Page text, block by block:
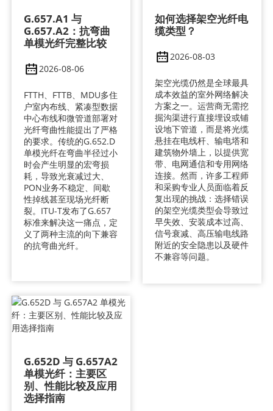
G.657.A1 与
G.657.A2：抗弯曲
单模光纤完整比较
2026-08-06
FTTH、FTTB、MDU多住
户室内布线、紧凑型数据
中心布线和微管道部署对
光纤弯曲性能提出了严格
的要求。传统的G.652.D
单模光纤在弯曲半径过小
时会产生明显的宏弯损
耗，导致光衰减过大、
PON业务不稳定、间歇
性掉线甚至现场光纤断
裂。ITU-T发布了G.657
标准来解决这一痛点，定
义了两种主流的向下兼容
的抗弯曲光纤。
如何选择架空光纤电
缆类型？
2026-08-03
架空光缆仍然是全球最具
成本效益的室外网络解决
方案之一。运营商无需挖
掘沟渠进行直接埋设或铺
设地下管道，而是将光缆
悬挂在电线杆、输电塔和
建筑物外墙上，以提供宽
带、电网通信和专用网络
连接。然而，许多工程师
和采购专业人员面临着反
复出现的挑战：选择错误
的架空光缆类型会导致过
早失效、安装成本过高、
信号衰减、高压输电线路
附近的安全隐患以及硬件
不兼容等问题。
G.652D 与 G.657A2
单模光纤：主要区
别、性能比较及应用
选择指南